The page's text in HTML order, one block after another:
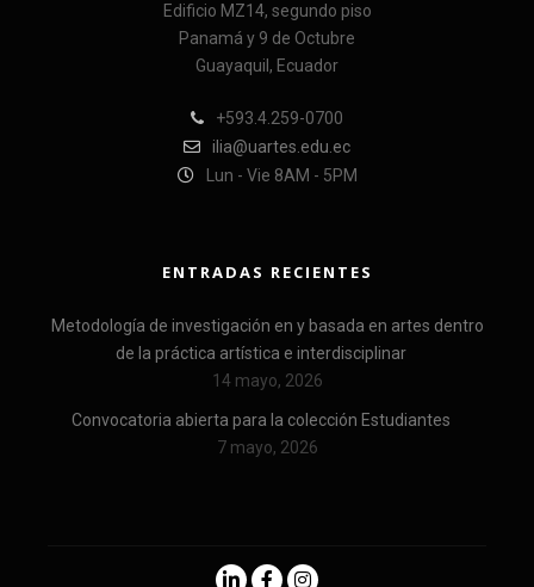
Edificio MZ14, segundo piso
Panamá y 9 de Octubre
Guayaquil, Ecuador
+593.4.259-0700
ilia@uartes.edu.ec
Lun - Vie 8AM - 5PM
ENTRADAS RECIENTES
Metodología de investigación en y basada en artes dentro
de la práctica artística e interdisciplinar
14 mayo, 2026
Convocatoria abierta para la colección Estudiantes
7 mayo, 2026